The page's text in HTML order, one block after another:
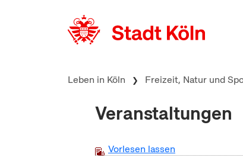
Leben in Köln Freizeit, Natur und
Veranstaltungen
Vorlesen lassen